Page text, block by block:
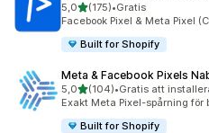
5,0av 5 stjärnor
(175)
175 recensioner totalt
•Gratis
Facebook Pixel & Meta Pixel
Built for Shopify
Meta & Facebook Pixels
5,0av 5 stjärnor
(104)
104 recensioner totalt
•Gratis att
Exakt Meta Pixel-spårning för
Built for Shopify